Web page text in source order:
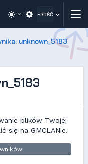
~GOŚĆ
unknown_5183
plików Twojej
się na GMCLANie.